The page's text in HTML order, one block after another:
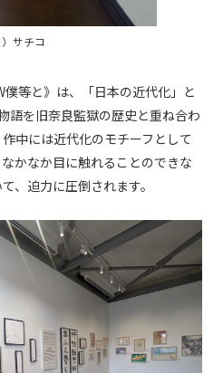
サチコ
等と》は、「日本の近代化」と
語を旧奈良監獄の歴史と重ね合わ
中には近代化のモチーフとして
かなか目に触れることのできな
、迫力に圧倒されます。